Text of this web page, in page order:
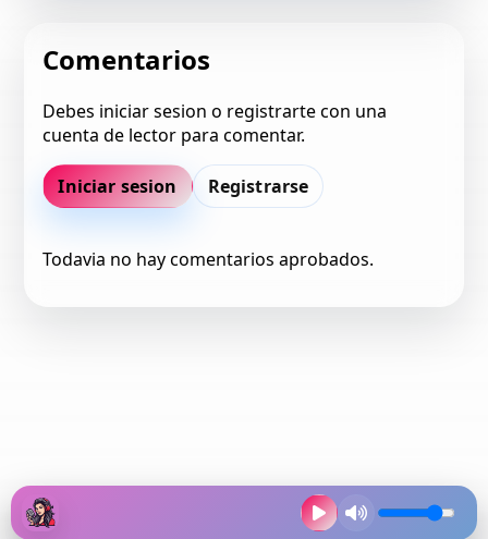
Comentarios
Debes iniciar sesion o registrarte con una
cuenta de lector para comentar.
Iniciar sesion Registrarse
Todavia no hay comentarios aprobados.